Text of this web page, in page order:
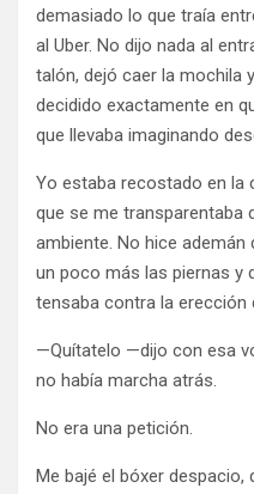
demasiado lo que traía
al Uber. No dijo nada al
talón, dejó caer la mochila
decidido exactamente en
que llevaba imaginando
Yo estaba recostado en la
que se me transparentaba
ambiente. No hice ademán
un poco más las piernas y
tensaba contra la erección
—Quítatelo —dijo con esa
no había marcha atrás.
No era una petición.
Me bajé el bóxer